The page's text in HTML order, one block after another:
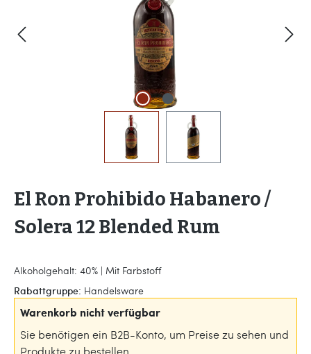
El Ron Prohibido Habanero /
Solera 12 Blended Rum
Alkoholgehalt: 40% | Mit Farbstoff
Rabattgruppe: Handelsware
Warenkorb nicht verfügbar
Sie benötigen ein B2B-Konto, um Preise zu sehen und
Produkte zu bestellen.